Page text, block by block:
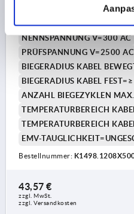
LEITERWIDERSTAND (20
VERSCHMUTZUNGSGRAD=3
NENNSPANNUNG V=300 AC
PRÜFSPANNUNG V=2500 AC
BIEGERADIUS KABEL
BIEGERADIUS KABEL
ANZAHL BIEGEZYKLEN
TEMPERATURBEREICH
TEMPERATURBEREICH
EMV-
Bestellnummer:
43,57 €
zzgl. MwSt.
zzgl. Versandkosten